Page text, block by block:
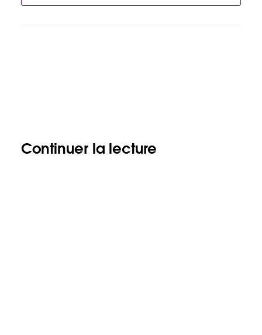
Continuer la lecture